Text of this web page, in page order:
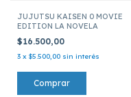
JUJUTSU KAISEN 0 MOVIE
EDITION LA NOVELA
$16.500,00
3 x $5.500,00 sin interés